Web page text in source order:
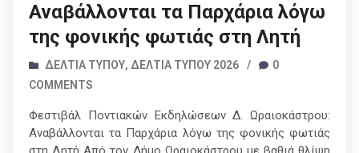
Αναβάλλονται τα Παρχάρια λόγω
της φονικής φωτιάς στη Λητή
ΔΕΛΤΊΑ ΤΎΠΟΥ, ΔΕΛΤΊΑ ΤΎΠΟΥ 2026 /
0
COMMENTS
Φεστιβάλ Ποντιακών Εκδηλώσεων Δ. Ωραιοκάστρου:
Αναβάλλονται τα Παρχάρια λόγω της φονικής φωτιάς